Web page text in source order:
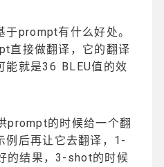
prompt有什么好处。
直接做翻译，它的翻译
能就是36 BLEU值的效
prompt的时候给一个翻
例后再让它去翻译，1-
的结果，3-shot的时候